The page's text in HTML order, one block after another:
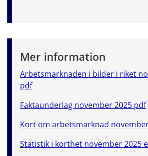
Mer information
Arbetsmarknaden i bilder i riket
pdf
Faktaunderlag november 2025 pdf
Kort om arbetsmarknad
Statistik i korthet november 2025